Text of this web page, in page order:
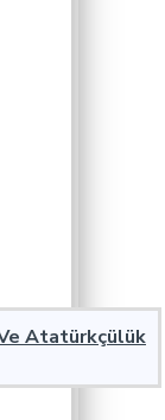
Atatürkçülük